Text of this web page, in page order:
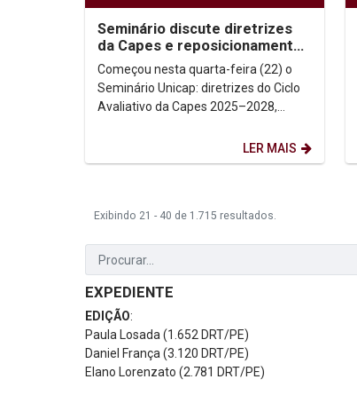
Seminário discute diretrizes
da Capes e reposicionamento
estratégico da pós-graduação
Começou nesta quarta-feira (22) o
Seminário Unicap: diretrizes do Ciclo
Avaliativo da Capes 2025–2028,
LER MAIS
Exibindo 21 - 40 de 1.715 resultados.
EXPEDIENTE
EDIÇÃO:
Paula Losada (1.652 DRT/PE)
Daniel França (3.120 DRT/PE)
Elano Lorenzato (2.781 DRT/PE)